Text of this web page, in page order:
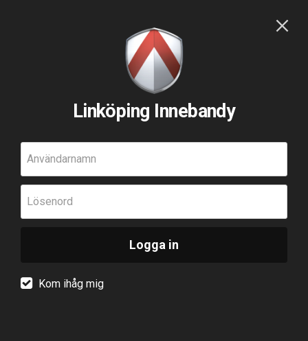
Linköping Innebandy
Användarnamn
Lösenord
Logga in
Kom ihåg mig